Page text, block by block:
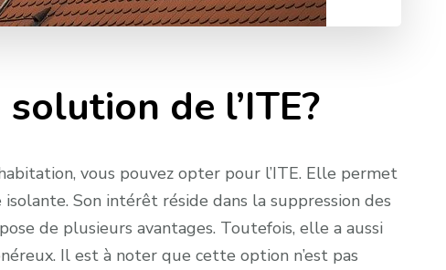
de l’ITE?
vous pouvez opter pour l’ITE. Elle permet
Son intérêt réside dans la suppression des
de plusieurs avantages. Toutefois, elle a aussi
Il est à noter que cette option n’est pas